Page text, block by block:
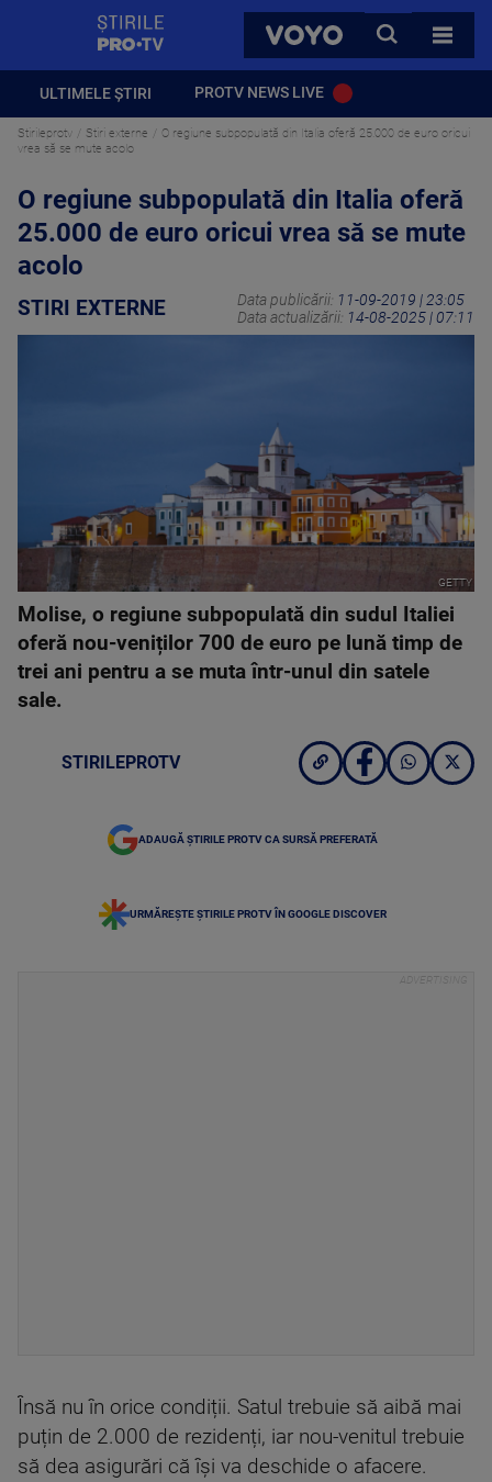
VOYO
CAUTA
TOATE
ULTIMELE ȘTIRI PROTV NEWS LIVE
Stirileprotv Stiri externe
O regiune subpopulată din Italia oferă 25.000 de euro oricui
vrea să se mute acolo
O regiune subpopulată din Italia oferă
25.000 de euro oricui vrea să se mute
acolo
STIRI EXTERNE Data publicării: 11-09-2019 | 23:05
Data actualizării: 14-08-2025 | 07:11
GETTY
Molise, o regiune subpopulată din sudul Italiei
oferă nou-veniților 700 de euro pe lună timp de
trei ani pentru a se muta într-unul din satele
sale.
STIRILEPROTV
ADAUGĂ ȘTIRILE PROTV CA SURSĂ PREFERATĂ
URMĂREȘTE ȘTIRILE PROTV ÎN GOOGLE DISCOVER
Însă nu în orice condiții. Satul trebuie să aibă mai
puțin de 2.000 de rezidenți, iar nou-venitul trebuie
să dea asigurări că își va deschide o afacere.